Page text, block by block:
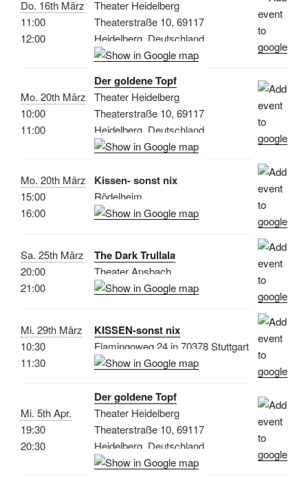
Do. 16th März
11:00
12:00
Theater Heidelberg
Theaterstraße 10, 69117
Heidelberg, Deutschland
Mo. 20th März
10:00
11:00
Der goldene Topf
Theater Heidelberg
Theaterstraße 10, 69117
Heidelberg, Deutschland
Mo. 20th März
15:00
16:00
Kissen- sonst nix
Rödelheim
Sa. 25th März
20:00
21:00
The Dark Trullala
Theater Ansbach
Mi. 29th März
10:30
11:30
KISSEN-sonst nix
Flamingoweg 24 in 70378 Stuttgart
Mi. 5th Apr.
19:30
20:30
Der goldene Topf
Theater Heidelberg
Theaterstraße 10, 69117
Heidelberg, Deutschland